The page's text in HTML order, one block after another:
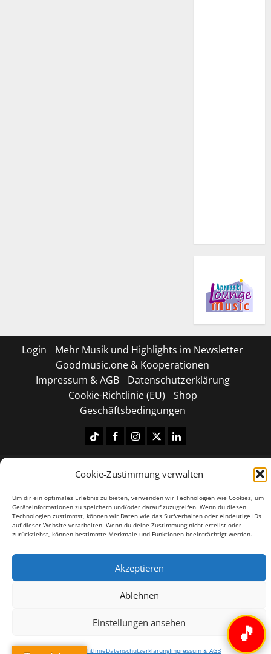
Cookie-Zustimmung verwalten
Um dir ein optimales Erlebnis zu bieten, verwenden wir Technologien wie Cookies, um
Geräteinformationen zu speichern und/oder darauf zuzugreifen. Wenn du diesen
Technologien zustimmst, können wir Daten wie das Surfverhalten oder eindeutige IDs
auf dieser Website verarbeiten. Wenn du deine Zustimmung nicht erteilst oder
zurückziehst, können bestimmte Merkmale und Funktionen beeinträchtigt werden.
Akzeptieren
Ablehnen
Einstellungen ansehen
Cookie-RichtlinieDatenschutzerklärungImpressum & AGB
Login
Mehr Musik und Highlights im Newsletter
Goodmusic.one & Kooperationen
Impressum & AGB
Datenschutzerklärung
Cookie-Richtlinie (EU)
Shop
Geschäftsbedingungen
TiktokFacebook
Instagram
X LinkedIN
Copyright © 2026 All rights reserved. |
by
AF themes.
🎵